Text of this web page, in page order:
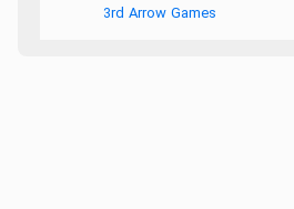
3rd Arrow Games